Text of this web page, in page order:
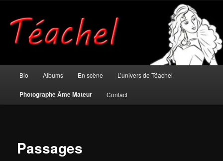
contenu
principalTéachel
principal
Bio Albums En scène L’univers de Téachel
Photographe Âme Mateur Contact
Passages